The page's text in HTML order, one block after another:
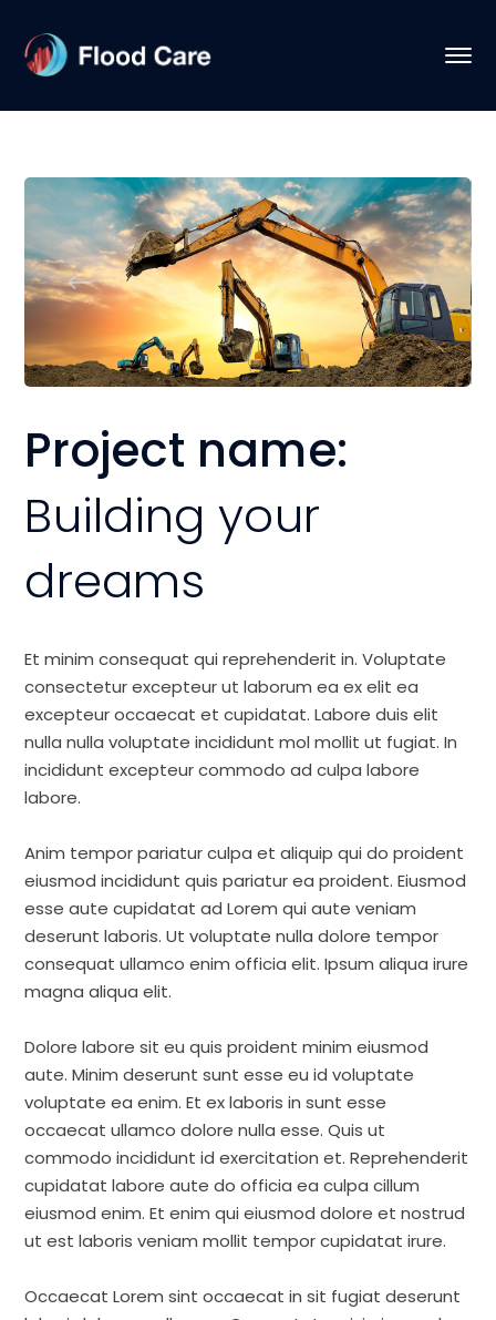
Project name:
Building your
dreams
Et minim consequat qui reprehenderit in. Voluptate
consectetur excepteur ut laborum ea ex elit ea
excepteur occaecat et cupidatat. Labore duis elit
nulla nulla voluptate incididunt mol mollit ut fugiat. In
incididunt excepteur commodo ad culpa labore
labore.
Anim tempor pariatur culpa et aliquip qui do proident
eiusmod incididunt quis pariatur ea proident. Eiusmod
esse aute cupidatat ad Lorem qui aute veniam
deserunt laboris. Ut voluptate nulla dolore tempor
consequat ullamco enim officia elit. Ipsum aliqua irure
magna aliqua elit.
Dolore labore sit eu quis proident minim eiusmod
aute. Minim deserunt sunt esse eu id voluptate
voluptate ea enim. Et ex laboris in sunt esse
occaecat ullamco dolore nulla esse. Quis ut
commodo incididunt id exercitation et. Reprehenderit
cupidatat labore aute do officia ea culpa cillum
eiusmod enim. Et enim qui eiusmod dolore et nostrud
ut est laboris veniam mollit tempor cupidatat irure.
Occaecat Lorem sint occaecat in sit fugiat deserunt